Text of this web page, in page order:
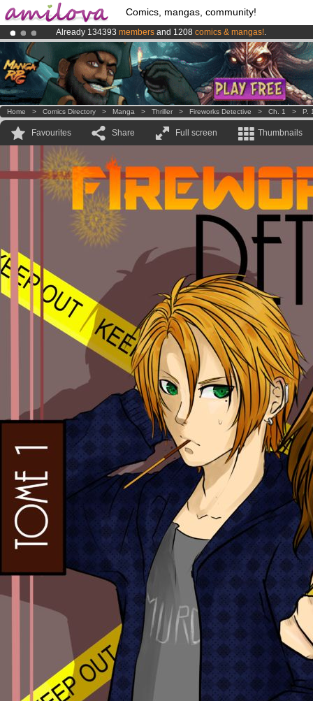
Comics, mangas, community!
Already 134393 members and 1208 comics & mangas!.
AmilovaKickstarter is now LIVE!.
Premium membership from3.95 euros per month !Get membership
Home > Comics Directory > Manga > Thriller > Fireworks Detective > Ch. 1 > P.
Favourites Share Full screen Thumbnails